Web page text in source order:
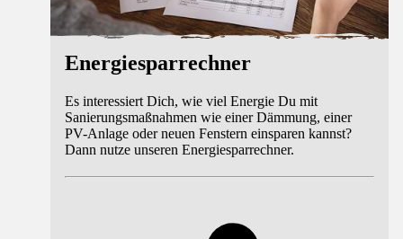
Energiesparrechner
Es interessiert Dich, wie viel Energie Du mit
Sanierungsmaßnahmen wie einer Dämmung, einer
PV-Anlage oder neuen Fenstern einsparen kannst?
Dann nutze unseren Energiesparrechner.